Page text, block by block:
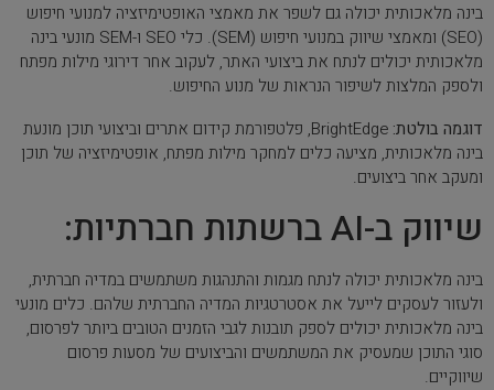
בינה מלאכותית יכולה גם לשפר את מאמצי האופטימיזציה למנועי חיפוש
(SEO) ומאמצי שיווק במנועי חיפוש (SEM). כלי SEO ו-SEM מונעי בינה
מלאכותית יכולים לנתח את ביצועי האתר, לעקוב אחר דירוגי מילות מפתח
ולספק המלצות לשיפור הנראות של מנוע החיפוש.
דוגמה בולטת:
BrightEdge, פלטפורמת קידום אתרים וביצועי תוכן מונעת
בינה מלאכותית, מציעה כלים למחקר מילות מפתח, אופטימיזציה של תוכן
ומעקב אחר ביצועים.
שיווק ב-AI ברשתות חברתיות:
בינה מלאכותית יכולה לנתח מגמות והתנהגות משתמשים במדיה חברתית,
ולעזור לעסקים לייעל את אסטרטגיות המדיה החברתית שלהם. כלים מונעי
בינה מלאכותית יכולים לספק תובנות לגבי הזמנים הטובים ביותר לפרסום,
סוגי התוכן שמעסיק את המשתמשים והביצועים של מסעות פרסום
שיווקיים.